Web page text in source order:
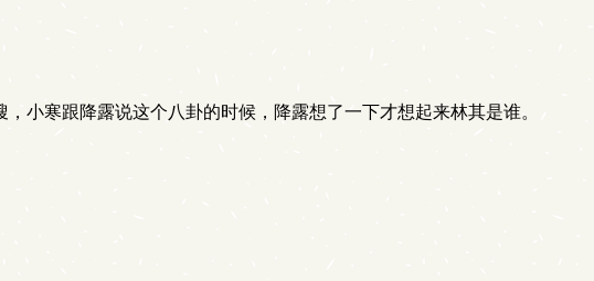
小寒跟降露说这个八卦的时候，降露想了一下才想起来林其是谁。